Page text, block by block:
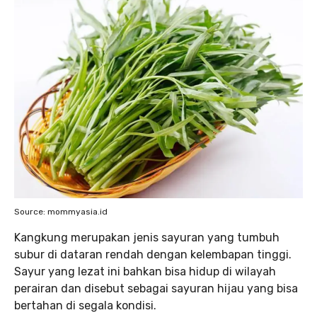
Source: mommyasia.id
Kangkung merupakan jenis sayuran yang tumbuh
subur di dataran rendah dengan kelembapan tinggi.
Sayur yang lezat ini bahkan bisa hidup di wilayah
perairan dan disebut sebagai sayuran hijau yang bisa
bertahan di segala kondisi.